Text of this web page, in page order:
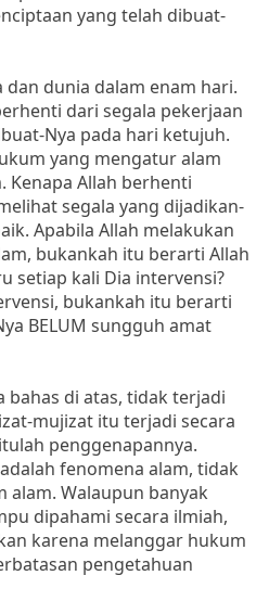
yang telah dibuat-
dunia dalam enam hari.
dari segala pekerjaan
Nya pada hari ketujuh.
yang mengatur alam
Kenapa Allah berhenti
segala yang dijadikan-
Apabila Allah melakukan
bukankah itu berarti Allah
setiap kali Dia intervensi?
bukankah itu berarti
BELUM sungguh amat
di atas, tidak terjadi
mujizat itu terjadi secara
penggenapannya.
fenomena alam, tidak
Walaupun banyak
dipahami secara ilmiah,
karena melanggar hukum
pengetahuan